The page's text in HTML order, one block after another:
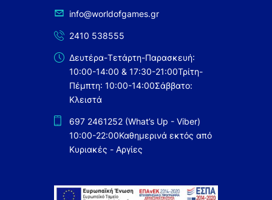
info@worldofgames.gr
2410 538555
Δευτέρα-Τετάρτη-Παρασκευή:
10:00-14:00 & 17:30-21:00Τρίτη-
Πέμπτη: 10:00-14:00Σάββατο:
Κλειστά
697 2461252 (What’s Up - Viber)
10:00-22:00Καθημερινά εκτός από
Κυριακές - Αργίες